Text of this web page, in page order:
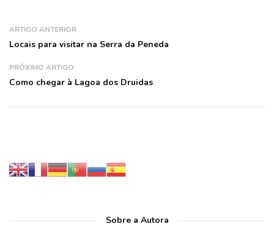
ARTIGO ANTERIOR
Locais para visitar na Serra da Peneda
PRÓXIMO ARTIGO
Como chegar à Lagoa dos Druidas
Sobre a Autora